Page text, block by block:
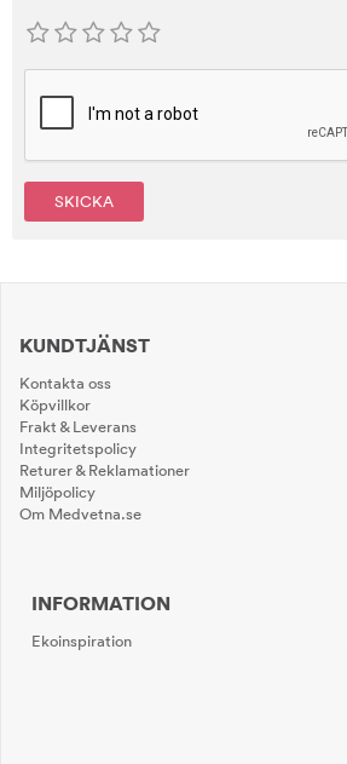
SKICKA
KUNDTJÄNST
Kontakta oss
Köpvillkor
Frakt & Leverans
Integritetspolicy
Returer & Reklamationer
Miljöpolicy
Om Medvetna.se
INFORMATION
Ekoinspiration